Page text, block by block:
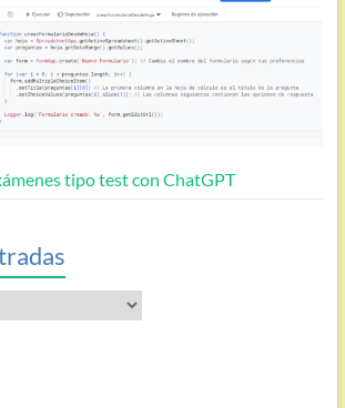
tipo test con ChatGPT